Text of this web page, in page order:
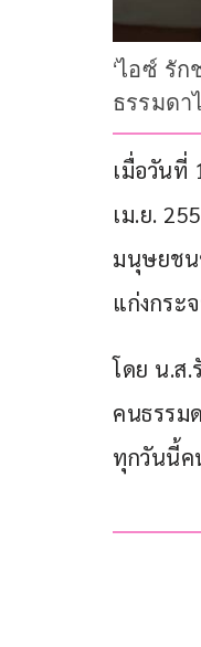
‘ไอซ์ รั
ธรรมดา
เมื่อวันที่
เม.ย.
มนุษยชน
แก่งกระ
โดย น.ส
คนธรรม
ทุกวันนี้ค